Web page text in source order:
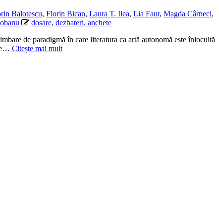
Balotescu, Florin Bican, Laura T. Ilea, Lia Faur, Magda Cârneci,
dosare, dezbateri, anchete
de paradigmă în care literatura ca artă autonomă este înlocuită
Citește mai mult